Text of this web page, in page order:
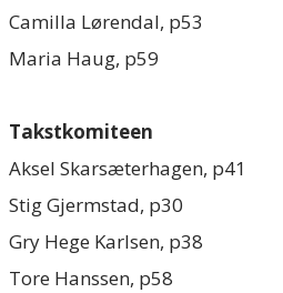
Camilla Lørendal, p53
Maria Haug, p59
Takstkomiteen
Aksel Skarsæterhagen, p41
Stig Gjermstad, p30
Gry Hege Karlsen, p38
Tore Hanssen, p58